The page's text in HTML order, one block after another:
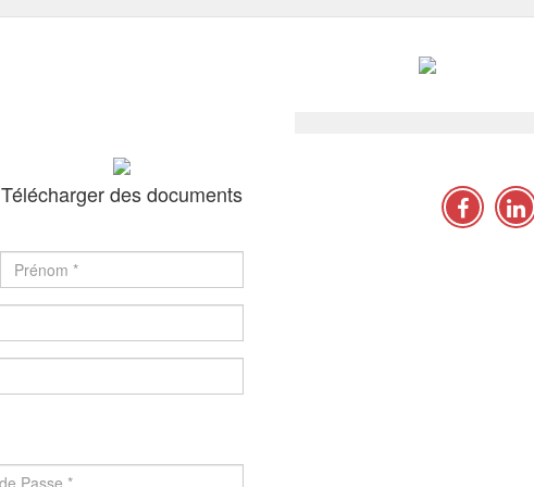
Télécharger des documents